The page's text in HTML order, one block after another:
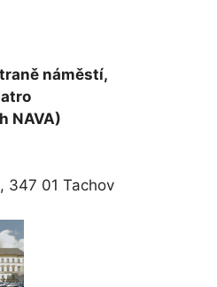
náměstí,
NAVA)
347 01 Tachov